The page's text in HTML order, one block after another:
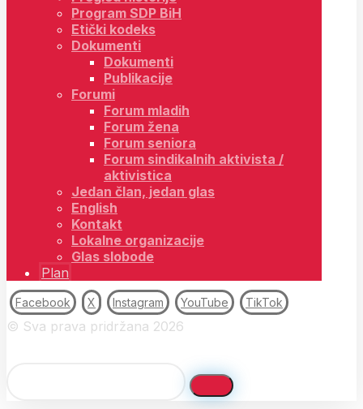
Program SDP BiH
Etički kodeks
Dokumenti
Dokumenti
Publikacije
Forumi
Forum mladih
Forum žena
Forum seniora
Forum sindikalnih aktivista /
aktivistica
Jedan član, jedan glas
English
Kontakt
Lokalne organizacije
Glas slobode
Plan
Facebook X Instagram YouTube TikTok
© Sva prava pridržana 2026